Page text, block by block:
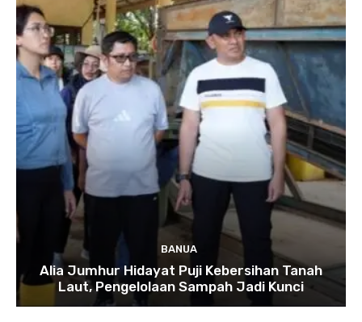
BANUA
Alia Jumhur Hidayat Puji Kebersihan Tanah
Laut, Pengelolaan Sampah Jadi Kunci